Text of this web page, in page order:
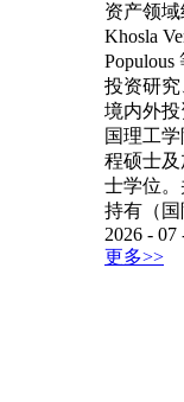
资产领域
Khosla
投资研
境内外
国理工
程硕士
士学位。
持有（国
2026 - 07
更多>>